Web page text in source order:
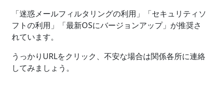
「迷惑メールフィルタリングの利用」「セキュリティソ
フトの利用」「最新OSにバージョンアップ」が推奨さ
れています。
うっかりURLをクリック、不安な場合は関係各所に連絡
してみましょう。